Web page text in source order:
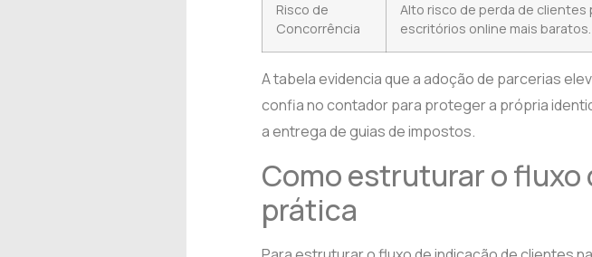
Risco de
Concorrência
Alto risco de perda de clientes
escritórios online mais baratos.
A tabela evidencia que a adoção de parcerias
confia no contador para proteger a própria
a entrega de guias de impostos.
Como estruturar o
prática